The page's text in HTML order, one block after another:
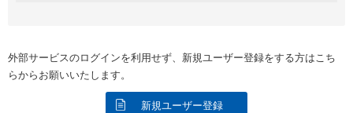
外部サービスのログインを利用せず、新規ユーザー登録をする方はこち
らからお願いいたします。
新規ユーザー登録